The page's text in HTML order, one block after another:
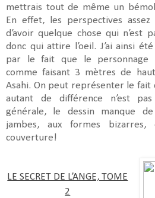
mettrais tout de même un
En effet, les perspectives
d’avoir quelque chose qui n’est
donc qui attire l’oeil. J’ai ainsi
par le fait que le personnage
comme faisant 3 mètres de
Asahi. On peut représenter le fait
autant de différence n’est
générale, le dessin manque
jambes, aux formes bizarres,
couverture!
LE SECRET DE L’ANGE, TOME
2